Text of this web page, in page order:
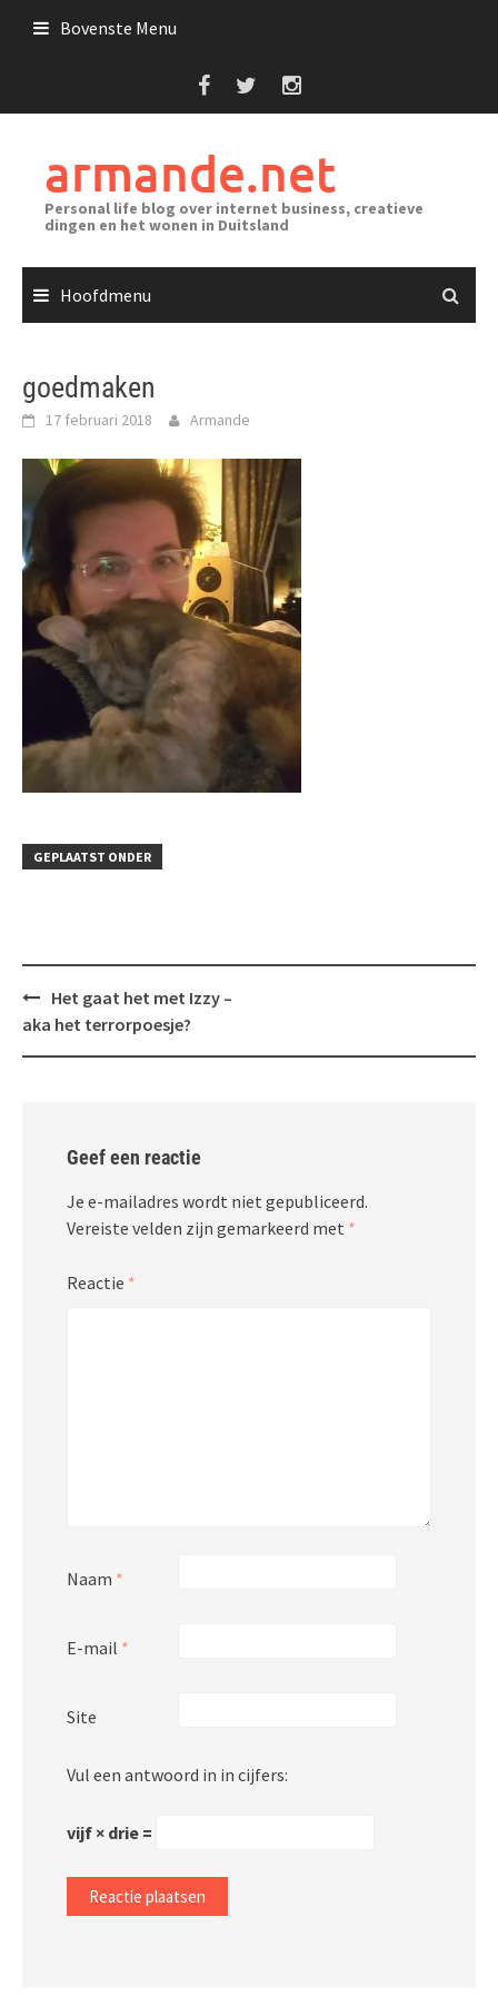
Bovenste Menu
armande.net
Personal life blog over internet business, creatieve
dingen en het wonen in Duitsland
Hoofdmenu
goedmaken
17 februari 2018 Armande
GEPLAATST ONDER
Bericht
navigatie
Het gaat het met Izzy –
aka het terrorpoesje?
Geef een reactie
Je e-mailadres wordt niet gepubliceerd.
Vereiste velden zijn gemarkeerd met *
Reactie *
Naam *
E-mail *
Site
Vul een antwoord in in cijfers:
vijf × drie =